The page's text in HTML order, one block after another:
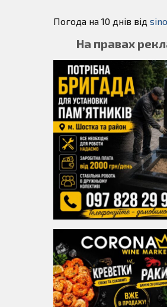
Погода на 10 днів від
На правах